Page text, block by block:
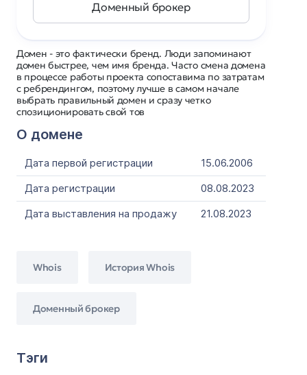
Домен - это фактически бренд. Люди запоминают
домен быстрее, чем имя бренда. Часто смена домена
в процессе работы проекта сопоставима по затратам
с ребрендингом, поэтому лучше в самом начале
выбрать правильный домен и сразу четко
спозиционировать свой тов
О домене
Дата первой регистрации
15.06.2006
Дата регистрации
08.08.2023
Дата выставления на продажу
21.08.2023
Whois История Whois
Доменный брокер
Тэги
Доменный брокер